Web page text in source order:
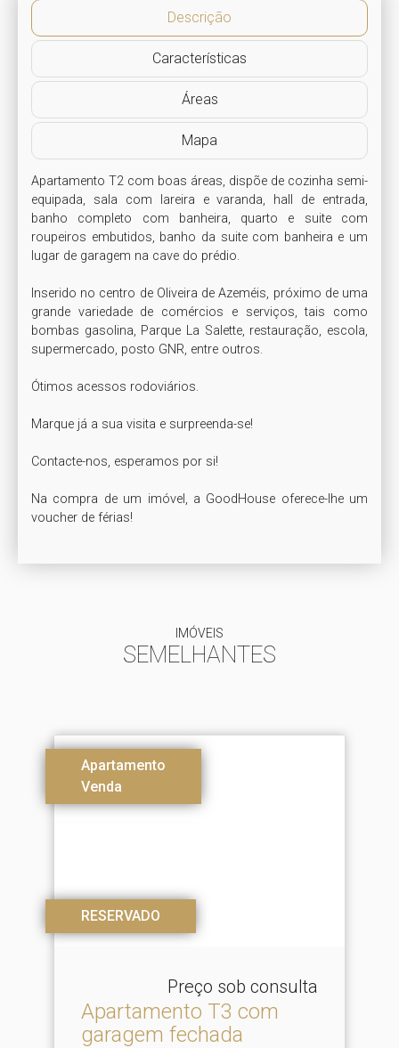
Descrição
Características
Áreas
Mapa
Apartamento T2 com boas áreas, dispõe de cozinha semi-
equipada, sala com lareira e varanda, hall de entrada,
banho completo com banheira, quarto e suite com
roupeiros embutidos, banho da suite com banheira e um
lugar de garagem na cave do prédio.
Inserido no centro de Oliveira de Azeméis, próximo de uma
grande variedade de comércios e serviços, tais como
bombas gasolina, Parque La Salette, restauração, escola,
supermercado, posto GNR, entre outros.
Ótimos acessos rodoviários.
Marque já a sua visita e surpreenda-se!
Contacte-nos, esperamos por si!
Na compra de um imóvel, a GoodHouse oferece-lhe um
IMÓVEIS
SEMELHANTES
Apartamento
Venda
RESERVADO
Preço sob consulta
Apartamento T3 com
garagem fechada